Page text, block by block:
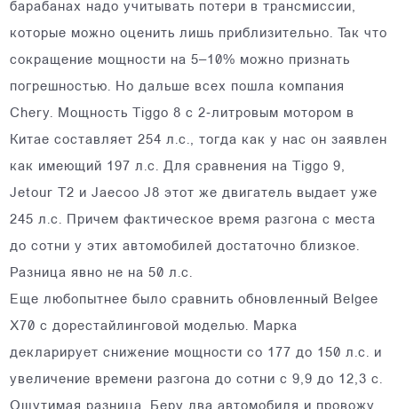
барабанах надо учитывать потери в трансмиссии,
которые можно оценить лишь приблизительно. Так что
сокращение мощности на 5–10% можно признать
погрешностью. Но дальше всех пошла компания
Chery. Мощность Tiggo 8 с 2‑литровым мотором в
Китае составляет 254 л.с., тогда как у нас он заявлен
как имеющий 197 л.с. Для сравнения на Tiggo 9,
Jetour T2 и Jaecoo J8 этот же двигатель выдает уже
245 л.с. Причем фактическое время разгона с места
до сотни у этих автомобилей достаточно близкое.
Разница явно не на 50 л.с.
Еще любопытнее было сравнить обновленный Belgee
X70 c дорестайлинговой моделью. Марка
декларирует снижение мощности со 177 до 150 л.с. и
увеличение времени разгона до сотни с 9,9 до 12,3 с.